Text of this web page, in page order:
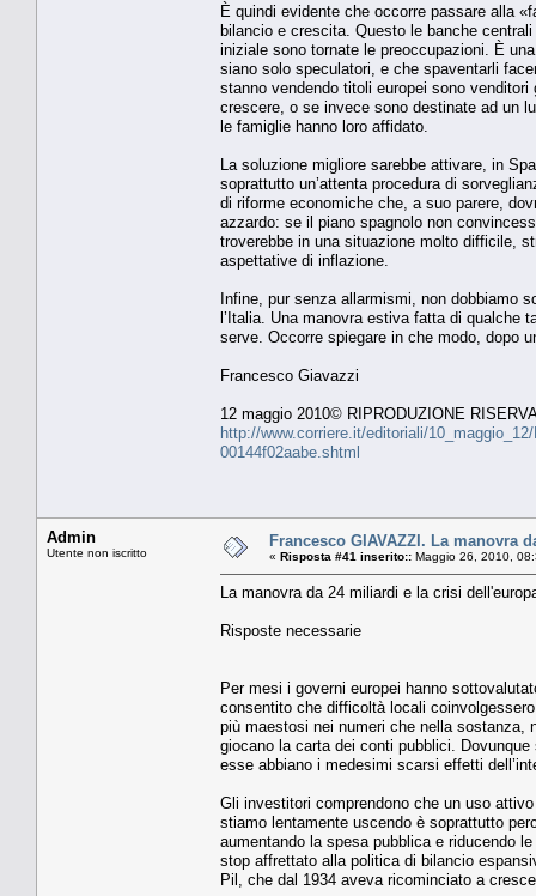
È quindi evidente che occorre passare alla
bilancio e crescita. Questo le banche
iniziale sono tornate le preoccupazioni. È
siano solo speculatori, e che spaventarli
stanno vendendo titoli europei sono
crescere, o se invece sono destinate ad un
le famiglie hanno loro affidato.
La soluzione migliore sarebbe attivare, in
soprattutto un’attenta procedura di
di riforme economiche che, a suo parere,
azzardo: se il piano spagnolo non
troverebbe in una situazione molto difficile,
aspettative di inflazione.
Infine, pur senza allarmismi, non dobbiamo
l’Italia. Una manovra estiva fatta di qualche
serve. Occorre spiegare in che modo, dopo
Francesco Giavazzi
12 maggio 2010© RIPRODUZIONE
http://www.corriere.it/editoriali/
00144f02aabe.shtml
Admin
Utente non iscritto
Francesco GIAVAZZI. La manovra
« Risposta #41 inserito:: Maggio 26, 2010,
La manovra da 24 miliardi e la crisi
Risposte necessarie
Per mesi i governi europei hanno
consentito che difficoltà locali
più maestosi nei numeri che nella sostanza,
giocano la carta dei conti pubblici.
esse abbiano i medesimi scarsi effetti
Gli investitori comprendono che un uso
stiamo lentamente uscendo è soprattutto
aumentando la spesa pubblica e riducendo
stop affrettato alla politica di bilancio
Pil, che dal 1934 aveva ricominciato a